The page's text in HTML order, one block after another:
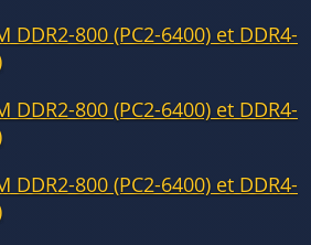
DDR2-800 (PC2-6400) et DDR4-
DDR2-800 (PC2-6400) et DDR4-
DDR2-800 (PC2-6400) et DDR4-